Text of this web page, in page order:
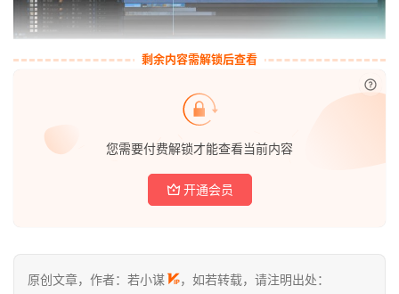
剩余内容需解锁后查看
您需要付费解锁才能查看当前内容
开通会员
原创文章，作者：若小谋
，如若转载，请注明出处：